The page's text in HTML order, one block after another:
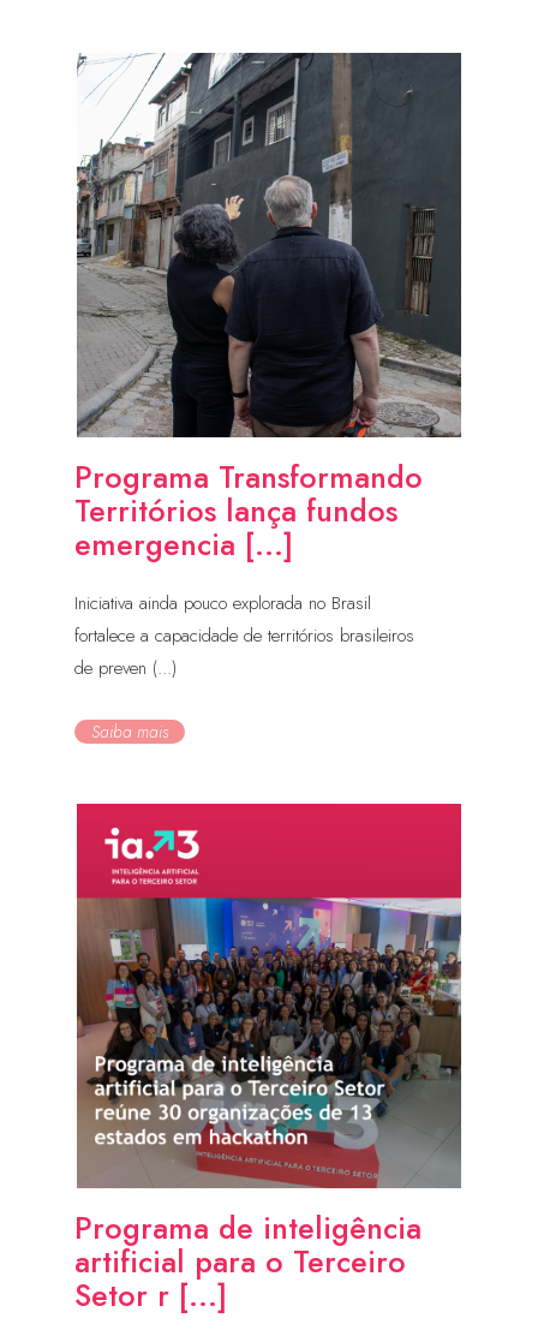
Programa Transformando
Territórios lança fundos
emergencia [...]
Iniciativa ainda pouco explorada no Brasil
fortalece a capacidade de territórios brasileiros
de preven (...)
Saiba mais
Programa de inteligência
artificial para o Terceiro
Setor r [...]